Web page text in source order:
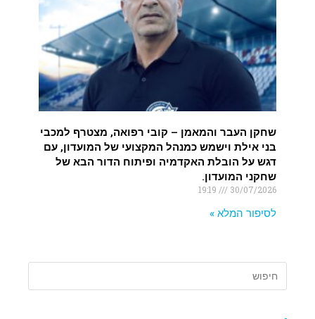
שחקן העבר והמאמן – קובי רפואה, מצטרף למכבי
בני אילת וישמש כמנהל המקצועי של המועדון, עם
דגש על הובלת האקדמיה ופיתוח הדור הבא של
שחקני המועדון.
30/07/2026
לסיפור המלא »